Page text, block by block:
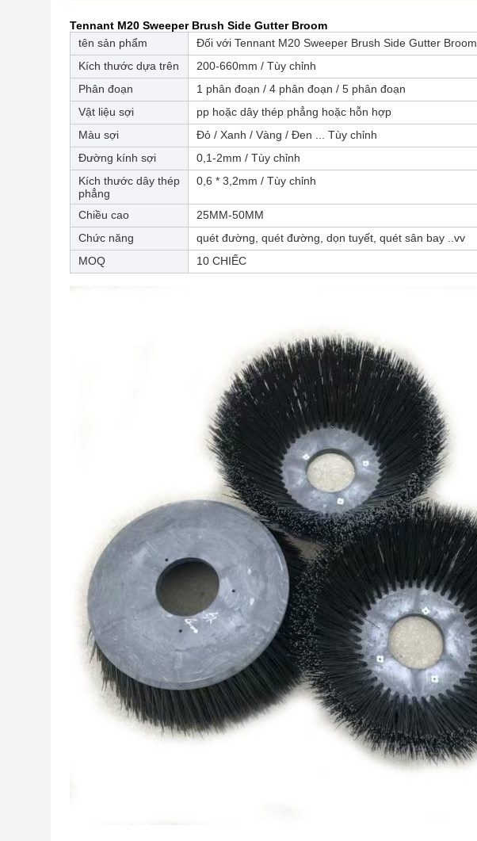
Tennant M20 Sweeper Brush Side Gutter Broom
tên sản phẩm
Đối với Tennant M20 Sweeper Brush Side Gutter Broom
Kích thước dựa trên
200-660mm / Tùy chỉnh
Phân đoạn
1 phân đoạn / 4 phân đoạn / 5 phân đoạn
Vật liệu sợi
pp hoặc dây thép phẳng hoặc hỗn hợp
Màu sợi
Đỏ / Xanh / Vàng / Đen ... Tùy chỉnh
Đường kính sợi
0,1-2mm / Tùy chỉnh
Kích thước dây thép
phẳng
0,6 * 3,2mm / Tùy chỉnh
Chiều cao
25MM-50MM
Chức năng
quét đường, quét đường, dọn tuyết, quét sân bay ..vv
MOQ
10 CHIẾC